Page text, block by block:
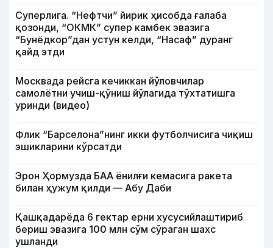
Суперлига. “Нефтчи” йирик ҳисобда ғалаба
қозонди, “ОКМК” супер камбек эвазига
“Бунёдкор”дан устун келди, “Насаф” дуранг
қайд этди
Москвада рейсга кечиккан йўловчилар
самолётни учиш-қўниш йўлагида тўхтатишга
уринди (видео)
Флик “Барселона”нинг икки футболчисига чиқиш
эшикларини кўрсатди
Эрон Ҳормузда БАА ёнилғи кемасига ракета
билан ҳужум қилди — Абу Даби
Қашқадарёда 6 гектар ерни хусусийлаштириб
бериш эвазига 100 млн сўм сўраган шахс
ушланди